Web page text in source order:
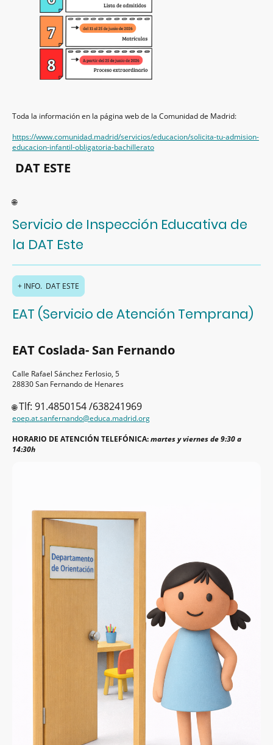
Toda la información en la página web de la Comunidad de Madrid:
https://www.comunidad.madrid/servicios/educacion/solicita-tu-admision-
educacion-infantil-obligatoria-bachillerato
DAT ESTE
🌐
Servicio de Inspección Educativa de
la DAT Este
+ INFO. DAT ESTE
EAT (Servicio de Atención Temprana)
EAT Coslada- San Fernando
Calle Rafael Sánchez Ferlosio, 5
28830 San Fernando de Henares
🌐Tlf: 91.4850154 /638241969
eoep.at.sanfernando@educa.madrid.org
HORARIO DE ATENCIÓN TELEFÓNICA:martes y viernes de 9:30 a
14:30h